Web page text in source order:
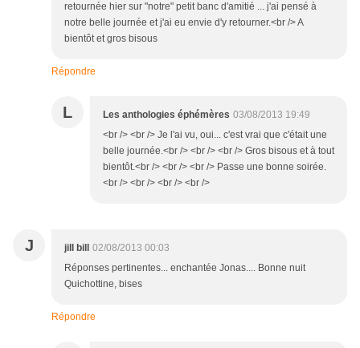
retournée hier sur "notre" petit banc d'amitié ... j'ai pensé à
notre belle journée et j'ai eu envie d'y retourner.<br /> A
bientôt et gros bisous
Répondre
L Les anthologies éphémères 03/08/2013 19:49
<br /> <br /> Je l'ai vu, oui... c'est vrai que c'était une
belle journée.<br /> <br /> <br /> Gros bisous et à tout
bientôt.<br /> <br /> <br /> Passe une bonne soirée.
<br /> <br /> <br /> <br />
J jill bill
02/08/2013 00:03
Réponses pertinentes... enchantée Jonas.... Bonne nuit
Quichottine, bises
Répondre